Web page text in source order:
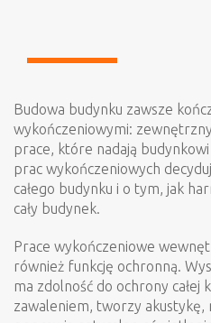
Budowa budynku zawsze
wykończeniowymi:
prace, które nadają
prac wykończeniowych
całego budynku i o tym, jak
cały budynek.
Prace wykończeniowe
również funkcję ochronną.
ma zdolność do ochrony całej
zawaleniem, tworzy akustykę,